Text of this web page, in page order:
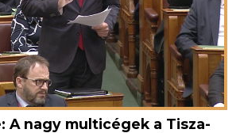
A nagy multicégek a Tisza-